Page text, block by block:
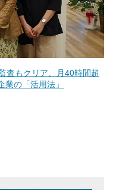
査もクリア、月40時間超
の「活用法」